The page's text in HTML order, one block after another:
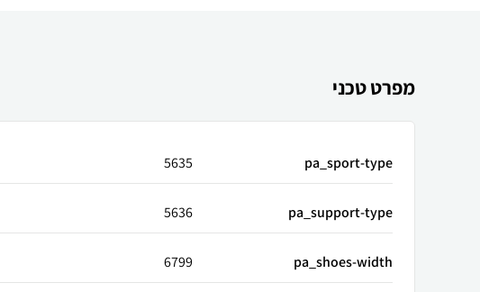
מפרט טכני
pa_sport-type
5635
pa_support-type
5636
pa_shoes-width
6799